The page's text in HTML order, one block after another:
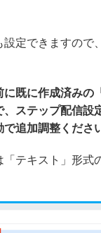
定できますの
既に作成済みの
ステップ配信
追加調整くださ
テキスト」形式